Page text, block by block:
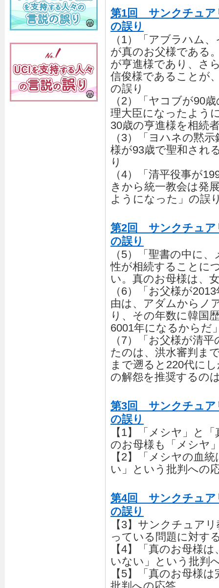
第1回 サンクチュア
の誤り
（1）「アブラハム
が真のお父様である
が亨進様であり、さ
信俊様であることが
の誤り
（2）「ヤコブが90
理大臣になったよう
30歳の亨進様を相続
（3）「ヨハネの黙
様が93歳で聖和され
り
（4）「清平役事が
きから統一教会は発
ようになった」の誤
第2回 サンクチュア
の誤り
（5）「聖書の中に
性が相続することに
い。真のお母様は、
（6）「お父様が
由は、アダムからノ
り、その年数に韓国
6001年になるからだ
（7）「お父様が清
たのは、洪水審判ま
まで遡ると220代に
の解怨を推奨するの
第3回 サンクチュア
の誤り
【1】「メシヤ」と
のお母様も「メシヤ
【2】「メシヤの血
い」という批判への
第4回 サンクチュア
の誤り
【3】サンクチュア
っている問題に対す
【4】「真のお母様
いない」という批判
【5】「真のお母様